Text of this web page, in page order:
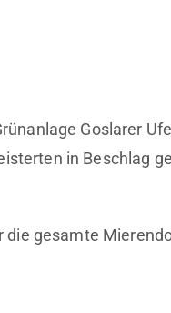
Goslarer
in Beschlag
gesamte